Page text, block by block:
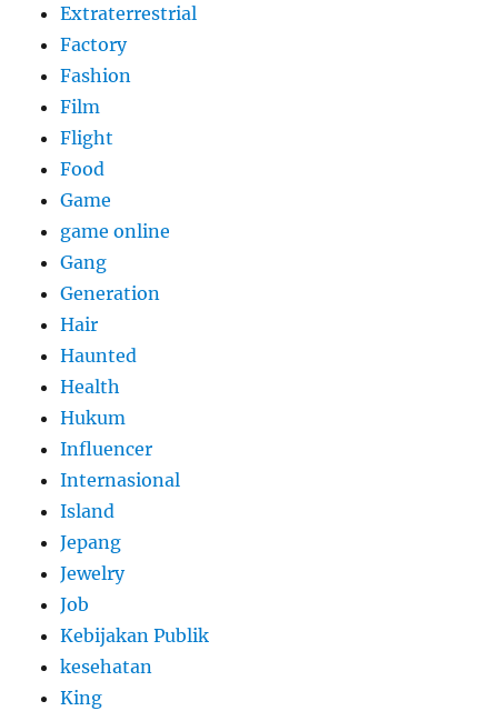
Extraterrestrial
Factory
Fashion
Film
Flight
Food
Game
game online
Gang
Generation
Hair
Haunted
Health
Hukum
Influencer
Internasional
Island
Jepang
Jewelry
Job
Kebijakan Publik
kesehatan
King